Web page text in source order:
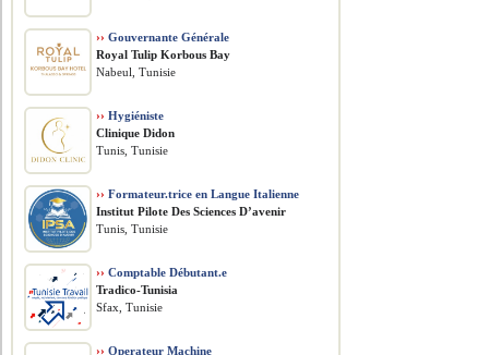
›› Gouvernante Générale
Royal Tulip Korbous Bay
Nabeul, Tunisie
›› Hygiéniste
Clinique Didon
Tunis, Tunisie
›› Formateur.trice en Langue Italienne
Institut Pilote Des Sciences D’avenir
Tunis, Tunisie
›› Comptable Débutant.e
Tradico-Tunisia
Sfax, Tunisie
›› Operateur Machine